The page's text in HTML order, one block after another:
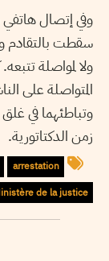
وفي إتصال
سقطت بالتقادم و
ولا لمواصلة
المتواصلة على
وتباطئهما في غلق
زمن الدكتاتورية.
arrestation
de la justice